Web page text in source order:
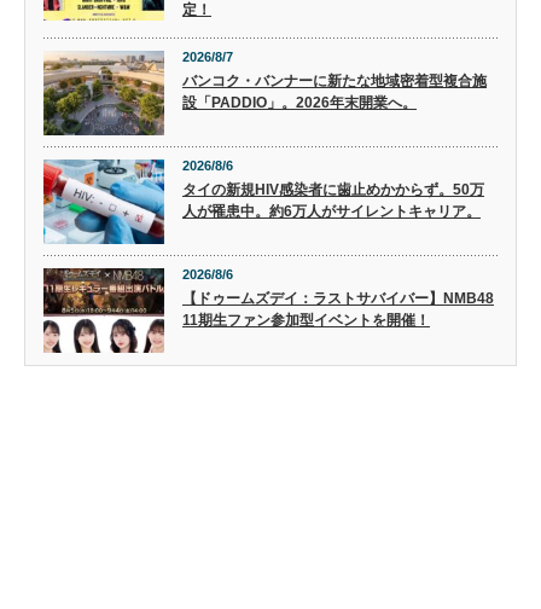
定！
2026/8/7
バンコク・バンナーに新たな地域密着型複合施
設「PADDIO」。2026年末開業へ。
2026/8/6
タイの新規HIV感染者に歯止めかからず。50万
人が罹患中。約6万人がサイレントキャリア。
2026/8/6
【ドゥームズデイ：ラストサバイバー】NMB48
11期生ファン参加型イベントを開催！